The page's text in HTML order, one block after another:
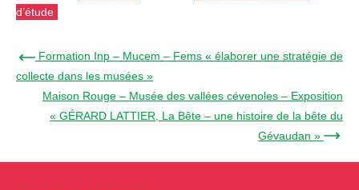
d’étude
← Formation Inp – Mucem – Fems « élaborer une stratégie de
collecte dans les musées »
Maison Rouge – Musée des vallées cévenoles – Exposition
« GÉRARD LATTIER, La Bête – une histoire de la bête du
Gévaudan » →